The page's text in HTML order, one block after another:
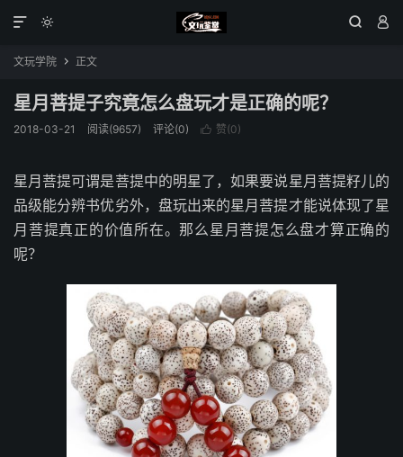
  

文玩学院  正文
星月菩提子究竟怎么盘玩才是正确的呢？
2018-03-21 阅读(9657) 评论(0)  赞(0)
星月菩提可谓是菩提中的明星了，如果要说星月菩提籽儿的
品级能分辨书优劣外，盘玩出来的星月菩提才能说体现了星
月菩提真正的价值所在。那么星月菩提怎么盘才算正确的
呢？